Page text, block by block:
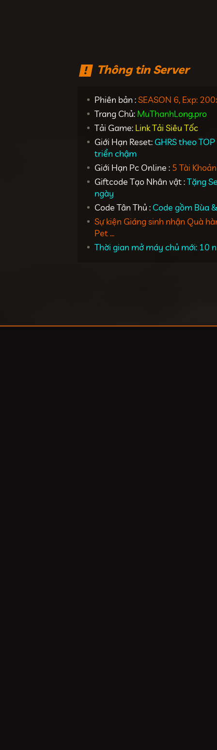
Thông tin Server
Phiên bản :SEASON 6, Exp:
Trang Chủ: MuThanhLong.pro
Tải Game: Link Tải Siêu Tốc
Giới Hạn Reset: GHRS theo
triển chậm
Giới Hạn Pc Online : 5 Tài
Giftcode Tạo Nhân vật :Tặng
ngày
Code Tân Thủ : Code gồm Bùa
Sự kiện Giáng sinh nhận Quà
Pet ...
Thời gian mở máy chủ mới: 10